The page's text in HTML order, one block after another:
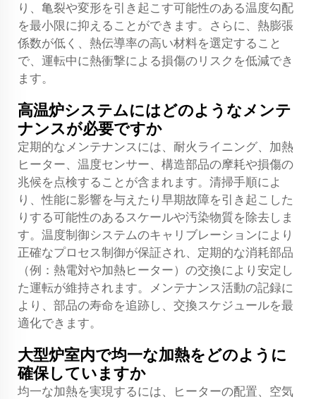
り、亀裂や変形を引き起こす可能性のある温度勾配
を最小限に抑えることができます。さらに、熱膨張
係数が低く、熱伝導率の高い材料を選定すること
で、運転中に熱衝撃による損傷のリスクを低減でき
ます。
高温炉システムにはどのようなメンテ
ナンスが必要ですか
定期的なメンテナンスには、耐火ライニング、加熱
ヒーター、温度センサー、構造部品の摩耗や損傷の
兆候を点検することが含まれます。清掃手順によ
り、性能に影響を与えたり早期故障を引き起こした
りする可能性のあるスケールや汚染物質を除去しま
す。温度制御システムのキャリブレーションにより
正確なプロセス制御が保証され、定期的な消耗部品
（例：熱電対や加熱ヒーター）の交換により安定し
た運転が維持されます。メンテナンス活動の記録に
より、部品の寿命を追跡し、交換スケジュールを最
適化できます。
大型炉室内で均一な加熱をどのように
確保していますか
均一な加熱を実現するには、ヒーターの配置、空気